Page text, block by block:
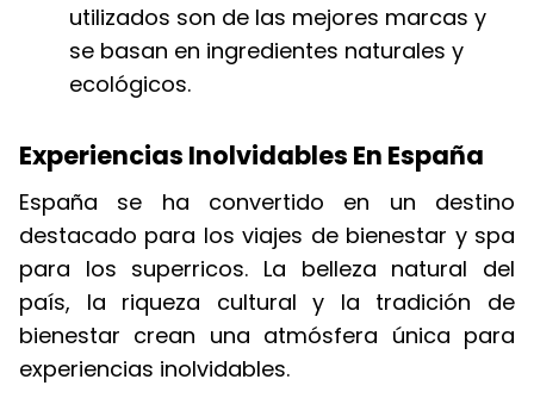
utilizados son de las mejores marcas y
se basan en ingredientes naturales y
ecológicos.
Experiencias Inolvidables En España
España se ha convertido en un destino
destacado para los viajes de bienestar y spa
para los superricos. La belleza natural del
país, la riqueza cultural y la tradición de
bienestar crean una atmósfera única para
experiencias inolvidables.